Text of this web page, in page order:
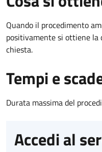
Quando il procedimento
positivamente si ottiene la
chiesta.
Tempi e
Durata massima del
Accedi al